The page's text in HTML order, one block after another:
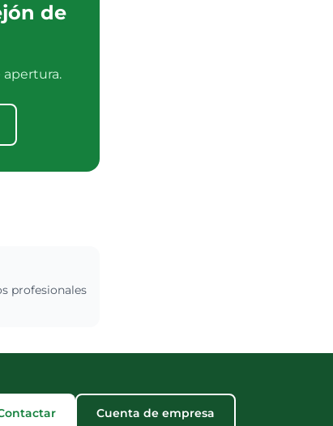
de
apertura.
profesionales
Cuenta de empresa